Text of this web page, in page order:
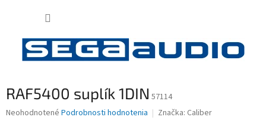
RAF5400 suplík 1DIN 57114
Priemerné
Neohodnotené Podrobnosti hodnotenia Značka: Caliber